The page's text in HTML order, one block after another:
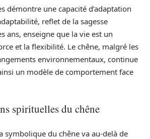
démontre une capacité d’adaptation
reflet de la sagesse
ans, enseigne que la vie est un
et la flexibilité. Le chêne, malgré les
environnementaux, continue
un modèle de comportement face
spirituelles du chêne
symbolique du chêne va au-delà de